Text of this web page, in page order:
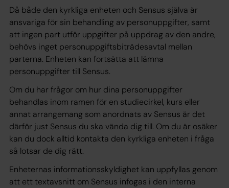
Då både den kyrkliga enheten och Sensus själva är
ansvariga för sin behandling av personuppgifter, samt
att ingen part utför uppgifter på uppdrag av den andre,
behövs inget personuppgiftsbiträdesavtal mellan
parterna. Enheten kan fortsätta att lämna
personuppgifter till Sensus.
Om du har frågor om hur dina personuppgifter
behandlas inom ramen för en studiecirkel, kurs eller
annat arrangemang som anordnats av Sensus är det
därför just Sensus du ska vända dig till. Om du är osäker
kan du dock alltid kontakta den kyrkliga enheten i fråga
så lotsar de dig rätt.
Enheternas informationsskyldighet kan uppfyllas genom
att ett textavsnitt om Sensus infogas i den interna